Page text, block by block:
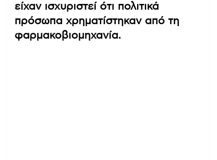
είχαν ισχυριστεί ότι πολιτικά
πρόσωπα χρηματίστηκαν από τη
φαρμακοβιομηχανία.